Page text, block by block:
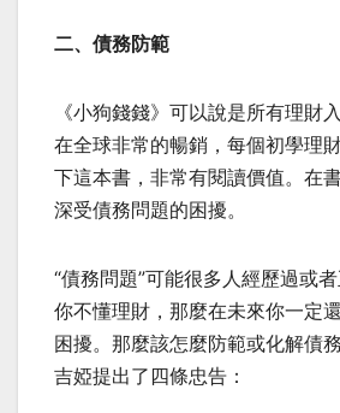
二、債務防範
《小狗錢錢》可以說是所有理財
在全球非常的暢銷，每個初學理
下這本書，非常有閱讀價值。在
深受債務問題的困擾。
“債務問題”可能很多人經歷過或
你不懂理財，那麼在未來你一定
困擾。那麼該怎麼防範或化解債
吉婭提出了四條忠告：